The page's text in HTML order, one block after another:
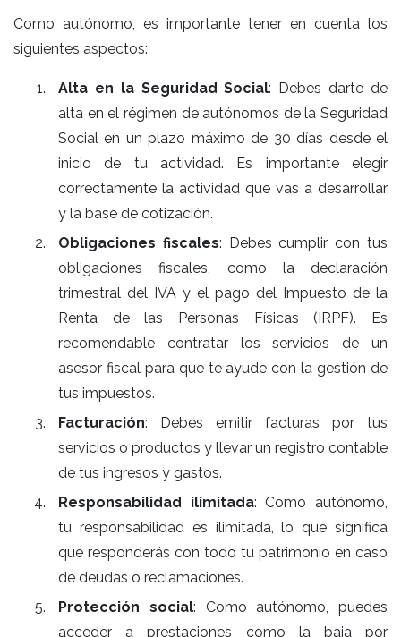
Como autónomo, es importante tener en cuenta los
siguientes aspectos:
Alta en la Seguridad Social: Debes darte de
alta en el régimen de autónomos de la Seguridad
Social en un plazo máximo de 30 días desde el
inicio de tu actividad. Es importante elegir
correctamente la actividad que vas a desarrollar
y la base de cotización.
Obligaciones fiscales: Debes cumplir con tus
obligaciones fiscales, como la declaración
trimestral del IVA y el pago del Impuesto de la
Renta de las Personas Físicas (IRPF). Es
recomendable contratar los servicios de un
asesor fiscal para que te ayude con la gestión de
tus impuestos.
Facturación: Debes emitir facturas por tus
servicios o productos y llevar un registro contable
de tus ingresos y gastos.
Responsabilidad ilimitada: Como autónomo,
tu responsabilidad es ilimitada, lo que significa
que responderás con todo tu patrimonio en caso
de deudas o reclamaciones.
Protección social: Como autónomo, puedes
acceder a prestaciones como la baja por